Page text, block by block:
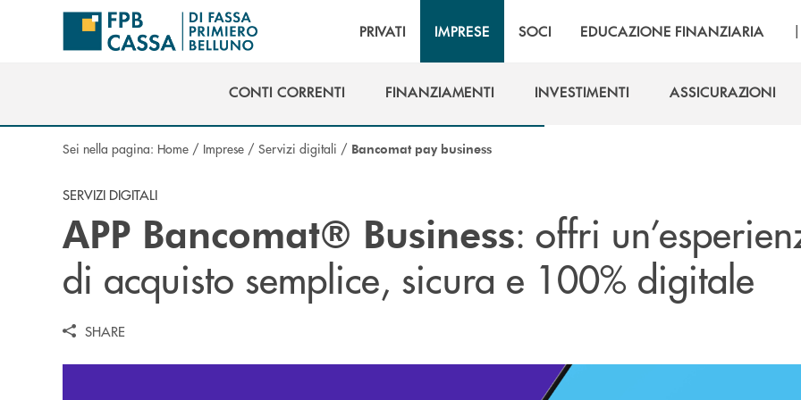
Salta al contenuto principale
PRIVATI IMPRESE SOCI EDUCAZIONE FINANZIARIA |
CONTI CORRENTI
FINANZIAMENTI
INVESTIMENTI
ASSICURAZIONI
Sei nella pagina: Home / Imprese / Servizi digitali / Bancomat pay business
SERVIZI DIGITALI
APP Bancomat® Business: offri
di acquisto semplice, sicura e 100% digitale
SHARE